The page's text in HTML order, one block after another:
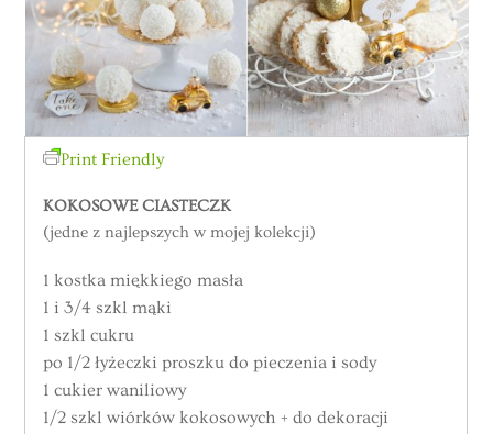
Print Friendly
KOKOSOWE CIASTECZK
(jedne z najlepszych w mojej kolekcji)
1 kostka miękkiego masła
1 i 3/4 szkl mąki
1 szkl cukru
po 1/2 łyżeczki proszku do pieczenia i sody
1 cukier waniliowy
1/2 szkl wiórków kokosowych + do dekoracji